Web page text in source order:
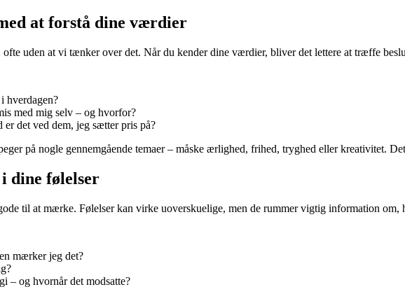
at forstå dine værdier
uden at vi tænker over det. Når du kender dine værdier, bliver det lettere at træffe
hverdagen?
med mig selv – og hvorfor?
det ved dem, jeg sætter pris på?
på nogle gennemgående temaer – måske ærlighed, frihed, tryghed eller kreativitet.
dine følelser
til at mærke. Følelser kan virke uoverskuelige, men de rummer vigtig information om,
mærker jeg det?
– og hvornår det modsatte?